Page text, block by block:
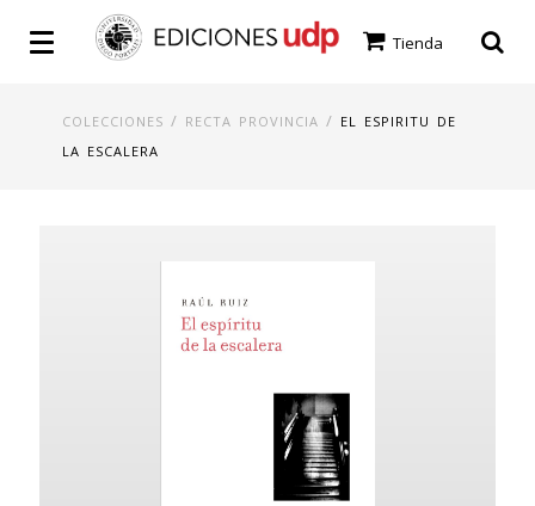
Tienda
COLECCIONES / RECTA PROVINCIA / EL ESPIRITU DE
LA ESCALERA